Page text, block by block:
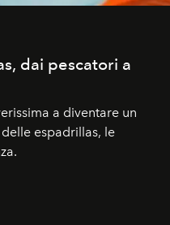
dai pescatori a
a diventare un
espadrillas, le